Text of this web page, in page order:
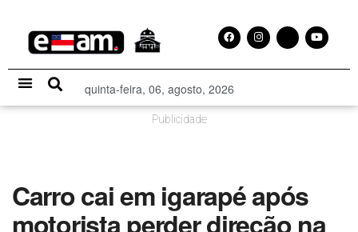
quinta-feira, 06, agosto, 2026
Publicidade
Carro cai em igarapé após
motorista perder direção na